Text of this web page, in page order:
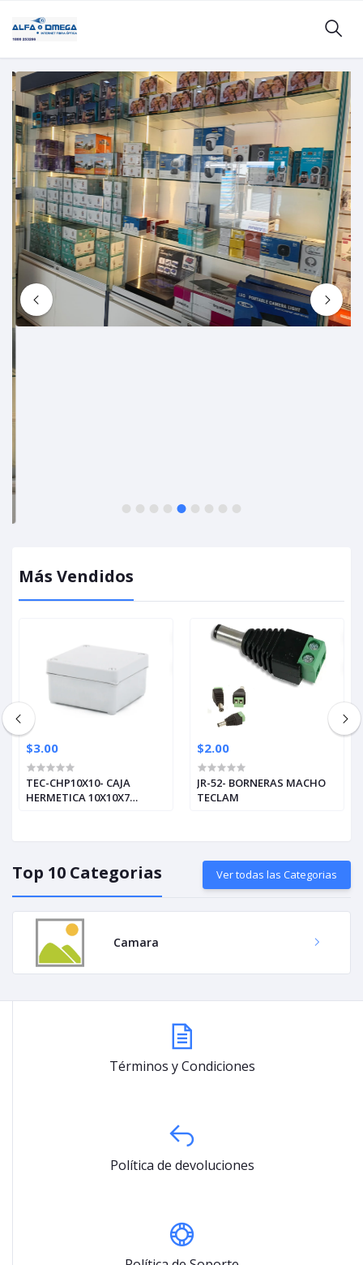
1 2 3 4 5 6 7 8 9
Más Vendidos
$3.00
TEC-CHP10X10- CAJA
HERMETICA 10X10X7
$2.00
JR-52- BORNERAS MACHO
TECLAM
Top 10 Categorias Ver todas las Categorias
Camara
Términos y Condiciones
Política de devoluciones